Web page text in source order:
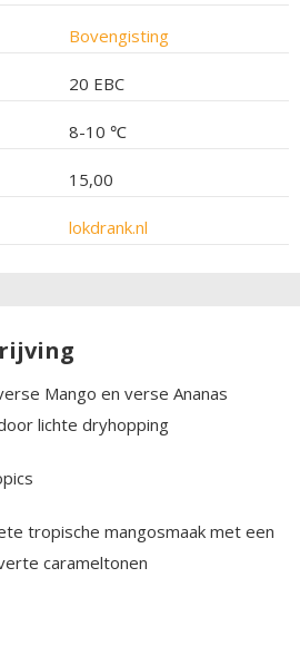
Bovengisting
20 EBC
8-10 ℃
15,00
lokdrank.nl
Mango en verse Ananas
lichte dryhopping
tropische mangosmaak met een
carameltonen